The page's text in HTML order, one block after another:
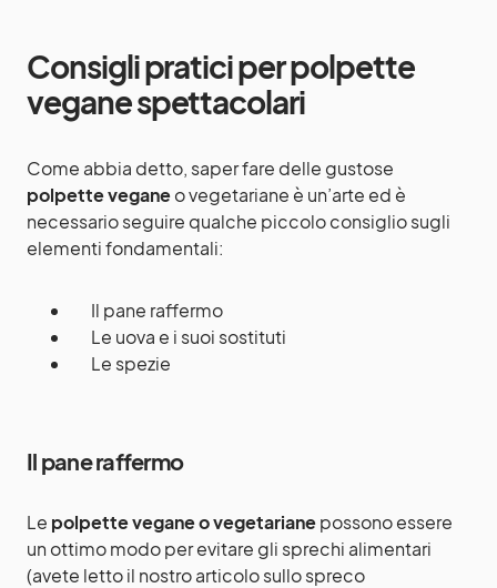
Consigli pratici per polpette
vegane spettacolari
Come abbia detto, saper fare delle gustose
polpette veganeo vegetariane è un’arte ed è
necessario seguire qualche piccolo consiglio sugli
elementi fondamentali:
Il pane raffermo
Le uova e i suoi sostituti
Le spezie
Il pane raffermo
Le polpette vegane o vegetarianepossono essere
un ottimo modo per evitare gli sprechi alimentari
(avete letto il nostroarticolo sullo spreco